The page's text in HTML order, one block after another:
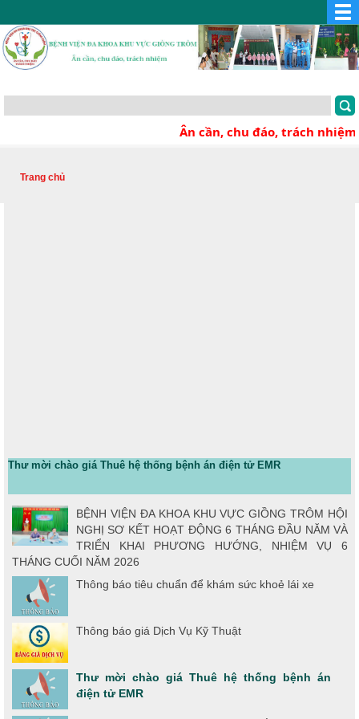
Ân cần, chu đáo, trách nhiệm
Trang chủ
Thư mời chào giá Thuê hệ thống bệnh án điện tử EMR
BỆNH VIỆN ĐA KHOA KHU VỰC GIỒNG TRÔM HỘI
NGHỊ SƠ KẾT HOẠT ĐỘNG 6 THÁNG ĐẦU NĂM VÀ
TRIỂN KHAI PHƯƠNG HƯỚNG, NHIỆM VỤ 6
THÁNG CUỐI NĂM 2026
Thông báo tiêu chuẩn để khám sức khoẻ lái xe
Thông báo giá Dịch Vụ Kỹ Thuật
Thư mời chào giá Thuê hệ thống bệnh án
điện tử EMR